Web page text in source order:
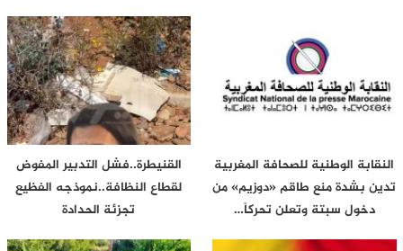
النقابة الوطنية للصحافة المغربية
تدين بشدة منع طاقم «دوزيم» من
دخول سبتة وتعلن تحركاً…
القنيطرة..فشل التدبير المفوض
لقطاع النظافة..نموذجه الفظيع
تجزئة الحدادة